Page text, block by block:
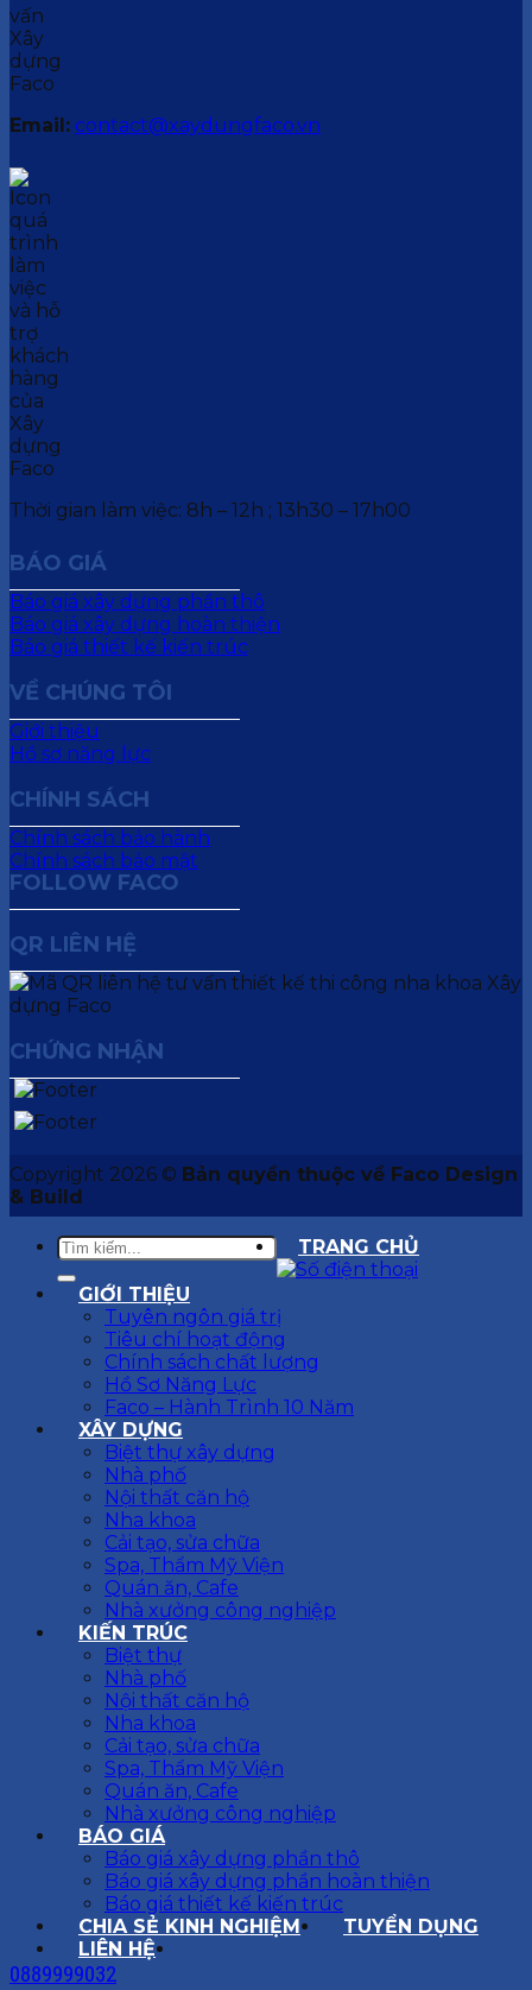
Email: contact@xaydungfaco.vn
Thời gian làm việc: 8h – 12h ; 13h30 – 17h00
BÁO GIÁ
Báo giá xây dựng phần thô
Báo giá xây dựng hoàn thiện
Báo giá thiết kế kiến trúc
VỀ CHÚNG TÔI
Giới thiệu
Hồ sơ năng lực
CHÍNH SÁCH
Chính sách bảo hành
Chính sách bảo mật
FOLLOW FACO
QR LIÊN HỆ
CHỨNG NHẬN
Copyright 2026 © Bản quyền thuộc về Faco Design
& Build
TRANG CHỦ
GIỚI THIỆU
Tuyên ngôn giá trị
Tiêu chí hoạt động
Chính sách chất lượng
Hồ Sơ Năng Lực
Faco – Hành Trình 10 Năm
XÂY DỰNG
Biệt thự xây dựng
Nhà phố
Nội thất căn hộ
Nha khoa
Cải tạo, sửa chữa
Spa, Thẩm Mỹ Viện
Quán ăn, Cafe
Nhà xưởng công nghiệp
KIẾN TRÚC
Biệt thự
Nhà phố
Nội thất căn hộ
Nha khoa
Cải tạo, sửa chữa
Spa, Thẩm Mỹ Viện
Quán ăn, Cafe
Nhà xưởng công nghiệp
BÁO GIÁ
Báo giá xây dựng phần thô
Báo giá xây dựng phần hoàn thiện
Báo giá thiết kế kiến trúc
CHIA SẺ KINH NGHIỆM
TUYỂN DỤNG
LIÊN HỆ
0889999032